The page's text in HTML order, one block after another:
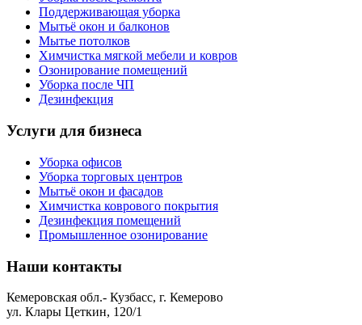
Поддерживающая уборка
Мытьё окон и балконов
Мытье потолков
Химчистка мягкой мебели и ковров
Озонирование помещений
Уборка после ЧП
Дезинфекция
Услуги для бизнеса
Уборка офисов
Уборка торговых центров
Мытьё окон и фасадов
Химчистка коврового покрытия
Дезинфекция помещений
Промышленное озонирование
Наши контакты
Кемеровская обл.- Кузбасс, г. Кемерово
ул. Клары Цеткин, 120/1